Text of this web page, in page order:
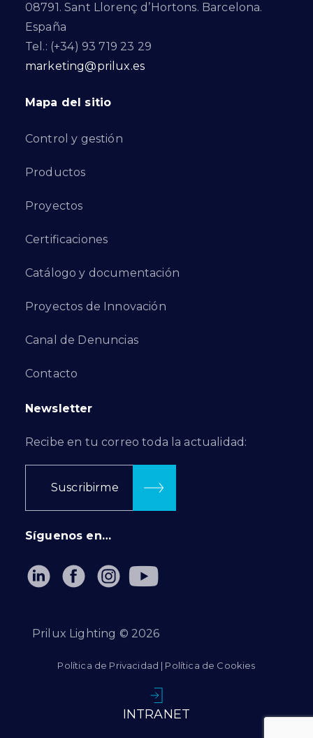
08791. Sant Llorenç d’Hortons. Barcelona.
España
Tel.: (+34) 93 719 23 29
marketing@prilux.es
Mapa del sitio
Control y gestión
Productos
Proyectos
Certificaciones
Catálogo y documentación
Proyectos de Innovación
Canal de Denuncias
Contacto
Newsletter
Recibe en tu correo toda la actualidad:
Suscribirme
Síguenos en…
Prilux Lighting © 2026
Política de Privacidad | Política de Cookies
INTRANET